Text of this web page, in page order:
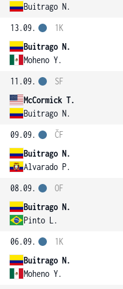
Buitrago N.
13.09.
Buitrago N.
Moheno Y.
1K
11.09.
McCormick T.
Buitrago N.
SF
09.09.
Buitrago N.
Alvarado P.
ČF
08.09.
Buitrago N.
Pinto L.
OF
06.09.
Buitrago N.
Moheno Y.
1K